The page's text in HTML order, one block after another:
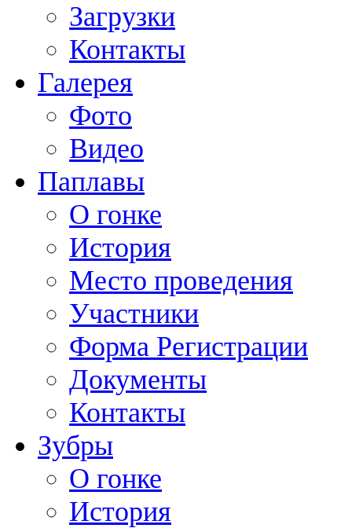
Загрузки
Контакты
Галерея
Фото
Видео
Паплавы
О гонке
История
Место проведения
Участники
Форма Регистрации
Документы
Контакты
Зубры
О гонке
История